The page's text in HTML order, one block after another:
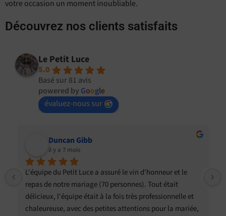
votre occasion un moment inoubliable.
Découvrez nos clients satisfaits
Le Petit Luce
5.0
Basé sur 81 avis
powered by Google
évaluez-nous sur
Duncan Gibb
il y a 7 mois
L'équipe du Petit Luce a assuré le vin d'honneur et le
repas de notre mariage (70 personnes). Tout était
délicieux, l'équipe était à la fois très professionnelle et
chaleureuse, avec des petites attentions pour la mariée,